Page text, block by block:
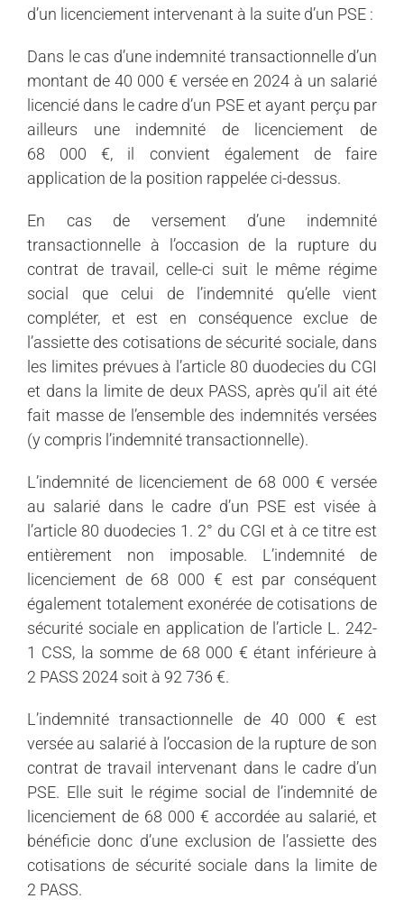
d’un licenciement intervenant à la suite d’un PSE :
Dans le cas d’une indemnité transactionnelle d’un
montant de 40 000 € versée en 2024 à un salarié
licencié dans le cadre d’un PSE et ayant perçu par
ailleurs une indemnité de licenciement de
68 000 €, il convient également de faire
application de la position rappelée ci-dessus.
En cas de versement d’une indemnité
transactionnelle à l’occasion de la rupture du
contrat de travail, celle-ci suit le même régime
social que celui de l’indemnité qu’elle vient
compléter, et est en conséquence exclue de
l’assiette des cotisations de sécurité sociale, dans
les limites prévues à l’article 80 duodecies du CGI
et dans la limite de deux PASS, après qu’il ait été
fait masse de l’ensemble des indemnités versées
(y compris l’indemnité transactionnelle).
L’indemnité de licenciement de 68 000 € versée
au salarié dans le cadre d’un PSE est visée à
l’article 80 duodecies 1. 2° du CGI et à ce titre est
entièrement non imposable. L’indemnité de
licenciement de 68 000 € est par conséquent
également totalement exonérée de cotisations de
sécurité sociale en application de l’article L. 242-
1 CSS, la somme de 68 000 € étant inférieure à
2 PASS 2024 soit à 92 736 €.
L’indemnité transactionnelle de 40 000 € est
versée au salarié à l’occasion de la rupture de son
contrat de travail intervenant dans le cadre d’un
PSE. Elle suit le régime social de l’indemnité de
licenciement de 68 000 € accordée au salarié, et
bénéficie donc d’une exclusion de l’assiette des
cotisations de sécurité sociale dans la limite de
2 PASS.